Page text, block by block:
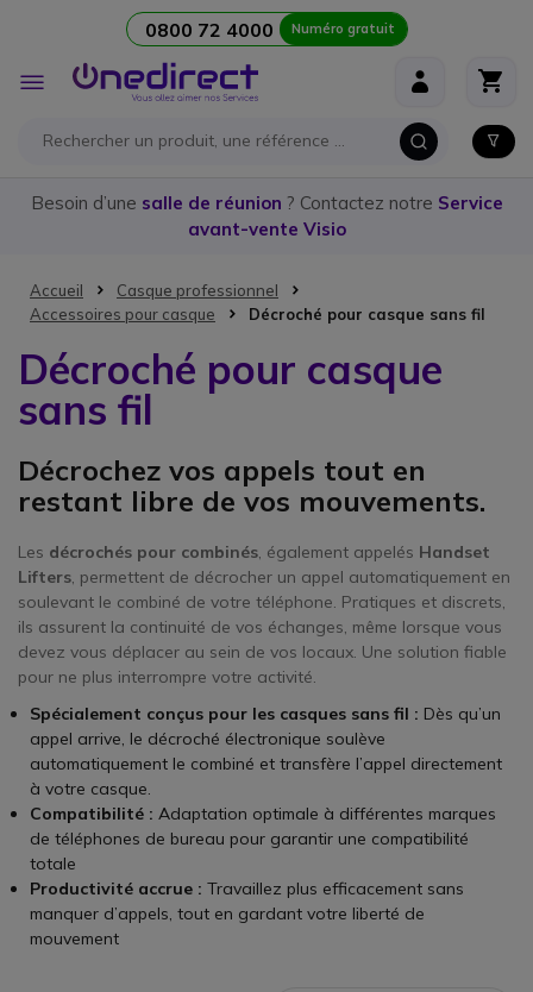
0800 72 4000 Numéro gratuit
Affichage
navigation
Besoin d’une salle de réunion ? Contactez notre Service
avant-vente Visio
Accueil
Casque professionnel
Accessoires pour casque
Décroché pour casque sans fil
Décroché pour casque
sans fil
Décrochez vos appels tout en
restant libre de vos mouvements.
Les décrochés pour combinés, également appelés Handset
Lifters, permettent de décrocher un appel automatiquement en
soulevant le combiné de votre téléphone. Pratiques et discrets,
ils assurent la continuité de vos échanges, même lorsque vous
devez vous déplacer au sein de vos locaux. Une solution fiable
pour ne plus interrompre votre activité.
Spécialement conçus pour les casques sans fil : Dès qu’un
appel arrive, le décroché électronique soulève
automatiquement le combiné et transfère l’appel directement
à votre casque.
Compatibilité : Adaptation optimale à différentes marques
de téléphones de bureau pour garantir une compatibilité
totale
Productivité accrue : Travaillez plus efficacement sans
manquer d’appels, tout en gardant votre liberté de
mouvement